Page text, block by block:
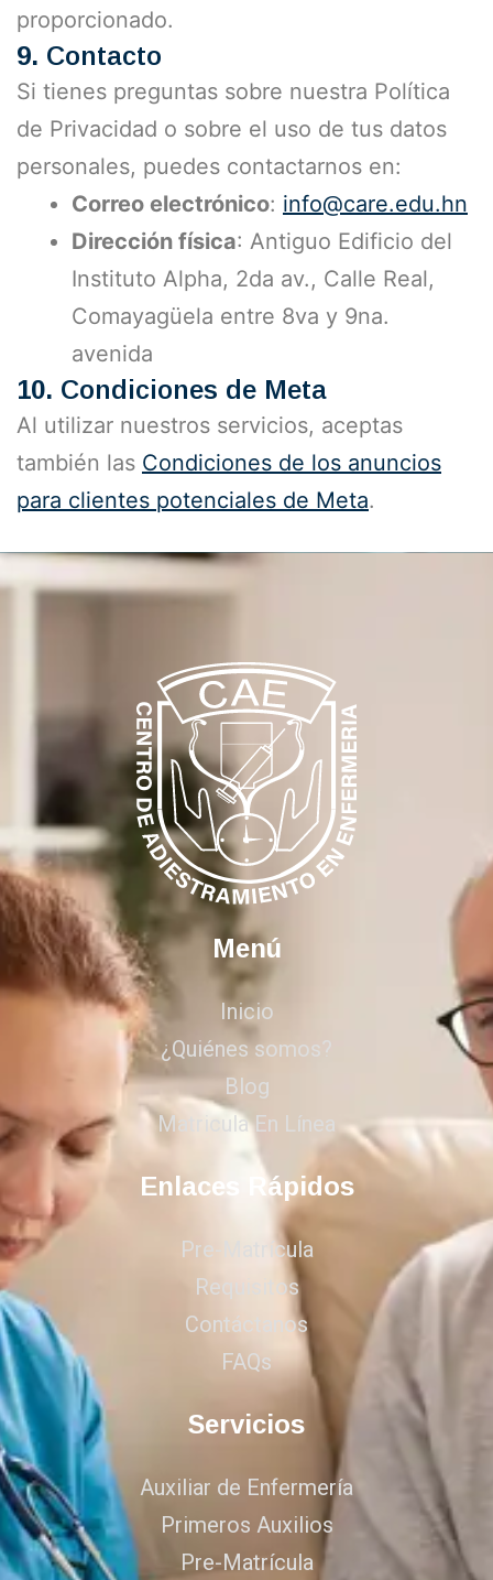
proporcionado.
9. Contacto
Si tienes preguntas sobre nuestra Política
de Privacidad o sobre el uso de tus datos
personales, puedes contactarnos en:
Correo electrónico: info@care.edu.hn
Dirección física: Antiguo Edificio del
Instituto Alpha, 2da av., Calle Real,
Comayagüela entre 8va y 9na.
avenida
10. Condiciones de Meta
Al utilizar nuestros servicios, aceptas
también las Condiciones de los anuncios
para clientes potenciales de Meta.
Menú
Inicio
¿Quiénes somos?
Blog
Matricula En Línea
Enlaces Rápidos
Pre-Matrícula
Requisitos
Contáctanos
FAQs
Servicios
Auxiliar de Enfermería
Primeros Auxilios
Pre-Matrícula